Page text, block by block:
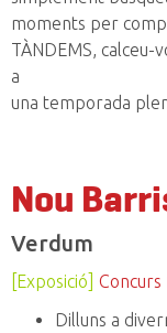
moments per
TÀNDEMS, calceu-
a
una temporada
Nou
Verdum
[Exposició]
Dilluns a